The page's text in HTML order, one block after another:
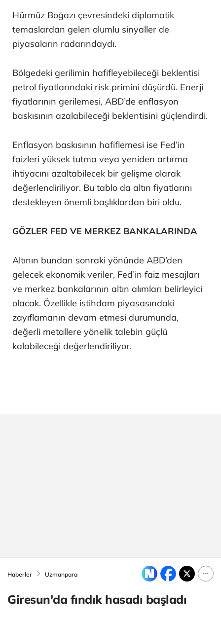
Hürmüz Boğazı çevresindeki diplomatik
temaslardan gelen olumlu sinyaller de
piyasaların radarındaydı.
Bölgedeki gerilimin hafifleyebileceği beklentisi
petrol fiyatlarındaki risk primini düşürdü. Enerji
fiyatlarının gerilemesi, ABD’de enflasyon
baskısının azalabileceği beklentisini güçlendirdi.
Enflasyon baskısının hafiflemesi ise Fed’in
faizleri yüksek tutma veya yeniden artırma
ihtiyacını azaltabilecek bir gelişme olarak
değerlendiriliyor. Bu tablo da altın fiyatlarını
destekleyen önemli başlıklardan biri oldu.
GÖZLER FED VE MERKEZ BANKALARINDA
Altının bundan sonraki yönünde ABD’den
gelecek ekonomik veriler, Fed’in faiz mesajları
ve merkez bankalarının altın alımları belirleyici
olacak. Özellikle istihdam piyasasındaki
zayıflamanın devam etmesi durumunda,
değerli metallere yönelik talebin güçlü
kalabileceği değerlendiriliyor.
Haberler Uzmanpara
Giresun'da fındık hasadı başladı